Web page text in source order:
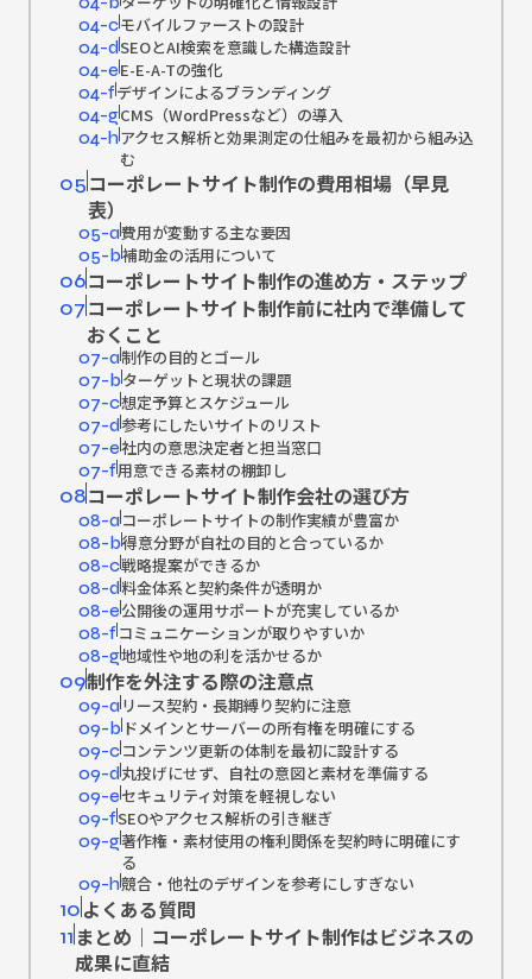
04-cモバイルファーストの設計
04-dSEOとAI検索を意識した構造設計
04-eE-E-A-Tの強化
04-fデザインによるブランディング
04-gCMS（WordPressなど）の導入
04-hアクセス解析と効果測定の仕組みを最初から組み込
む
05コーポレートサイト制作の費用相場（早見
表）
05-a費用が変動する主な要因
05-b補助金の活用について
06コーポレートサイト制作の進め方・ステップ
07コーポレートサイト制作前に社内で準備して
おくこと
07-a制作の目的とゴール
07-bターゲットと現状の課題
07-c想定予算とスケジュール
07-d参考にしたいサイトのリスト
07-e社内の意思決定者と担当窓口
07-f用意できる素材の棚卸し
08コーポレートサイト制作会社の選び方
08-aコーポレートサイトの制作実績が豊富か
08-b得意分野が自社の目的と合っているか
08-c戦略提案ができるか
08-d料金体系と契約条件が透明か
08-e公開後の運用サポートが充実しているか
08-fコミュニケーションが取りやすいか
08-g地域性や地の利を活かせるか
09制作を外注する際の注意点
09-aリース契約・長期縛り契約に注意
09-bドメインとサーバーの所有権を明確にする
09-cコンテンツ更新の体制を最初に設計する
09-d丸投げにせず、自社の意図と素材を準備する
09-eセキュリティ対策を軽視しない
09-fSEOやアクセス解析の引き継ぎ
09-g著作権・素材使用の権利関係を契約時に明確にす
る
09-h競合・他社のデザインを参考にしすぎない
10よくある質問
11 まとめ｜コーポレートサイト制作はビジネスの
成果に直結